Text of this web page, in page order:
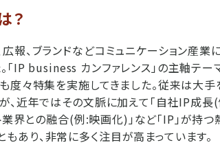
？
報、ブランドなどコミュニケーション産業
IP business カンファレンス」の主軸テー
も度々特集を実施してきました。従来は大
、近年ではその文脈に加えて「自社IP成
業界との融合(例:映画化)」など「IP」が持
あり、非常に多く注目が高まっています。